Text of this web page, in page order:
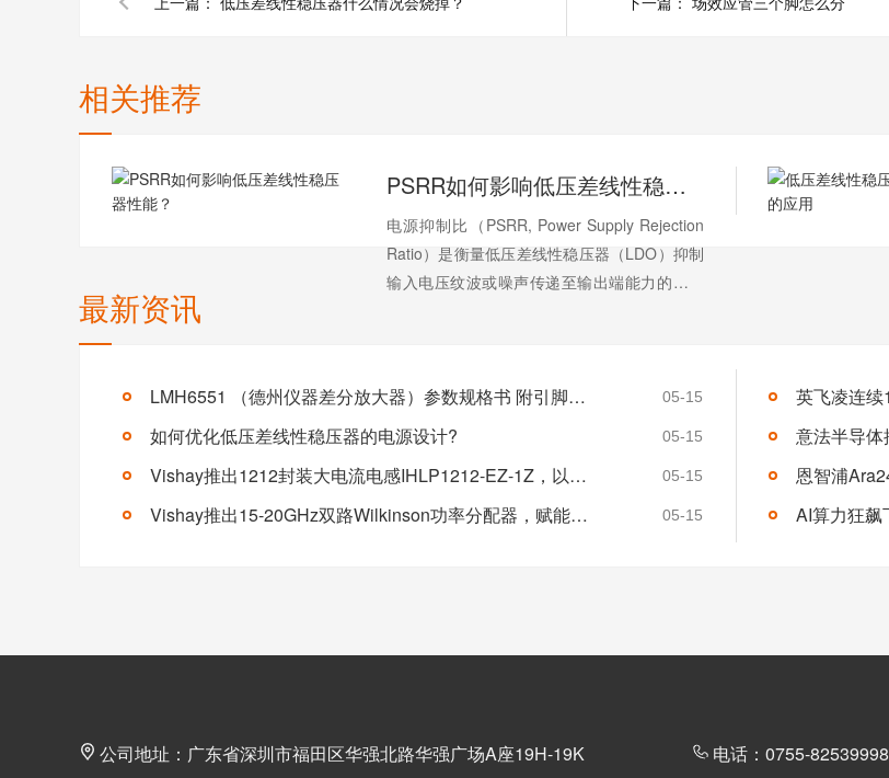
相关推荐
PSRR如何影响低压差线性稳压器性能？
电源抑制比（PSRR, Power Supply Rejection
Ratio）是衡量低压差线性稳压器（LDO）抑制
输入电压纹波或噪声传递至输出端能力的关键
声敏感应用中至关重要。1. PSRR...
【详情+】
最新资讯
LMH6551 （德州仪器差分放大器）参数规格书 附引脚图及典型应用电路图 05-15
如何优化低压差线性稳压器的电源设计? 05-15
Vishay推出1212封装大电流电感IHLP1212-EZ-1Z，以铁粉芯技术重塑空间受限电源设计 05-15
Vishay推出15-20GHz双路Wilkinson功率分配器，赋能高频通信系统 05-15
公司地址：广东省深圳市福田区华强北路华强广场A座19H-19K 电话：0755-82539998